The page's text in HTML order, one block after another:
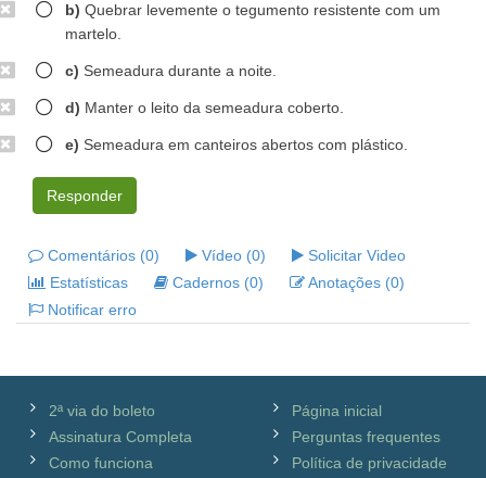
b) Quebrar levemente o tegumento resistente com um
martelo.
c) Semeadura durante a noite.
d) Manter o leito da semeadura coberto.
e) Semeadura em canteiros abertos com plástico.
Responder
Comentários (0) Vídeo (0)
Solicitar Video
Estatísticas
Cadernos (0)
Anotações (0)
Notificar erro
2ª via do boleto
Assinatura Completa
Como funciona
Página inicial
Perguntas frequentes
Política de privacidade